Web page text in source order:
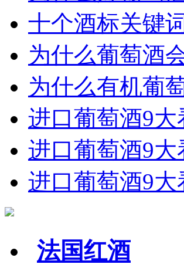
十个酒标关键
为什么葡萄酒
为什么有机葡
进口葡萄酒9
进口葡萄酒9
进口葡萄酒9
法国红酒